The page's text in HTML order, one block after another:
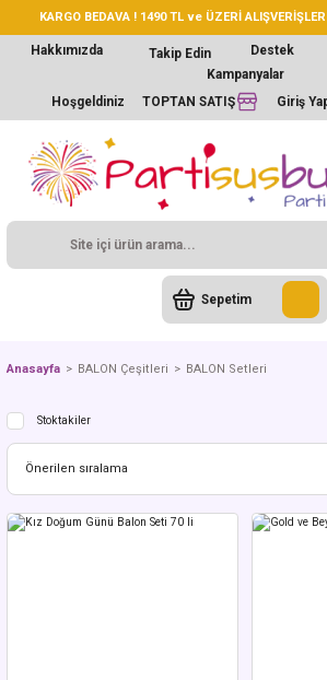
KARGO BEDAVA ! 1490 TL ve ÜZERİ
Hakkımızda Takip Edin Destek
Kampanyalar
Hoşgeldiniz
TOPTAN SATIŞ Giriş
Sepetim
Anasayfa BALON Çeşitleri BALON Setleri
Stoktakiler